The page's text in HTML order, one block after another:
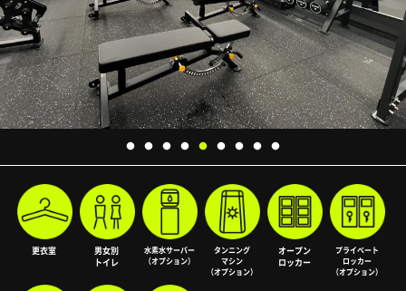
更衣室
男女別
トイレ
水素水サーバー
（オプション）
タンニング
マシン
（オプション）
オープン
ロッカー
プライベート
ロッカー
（オプション）